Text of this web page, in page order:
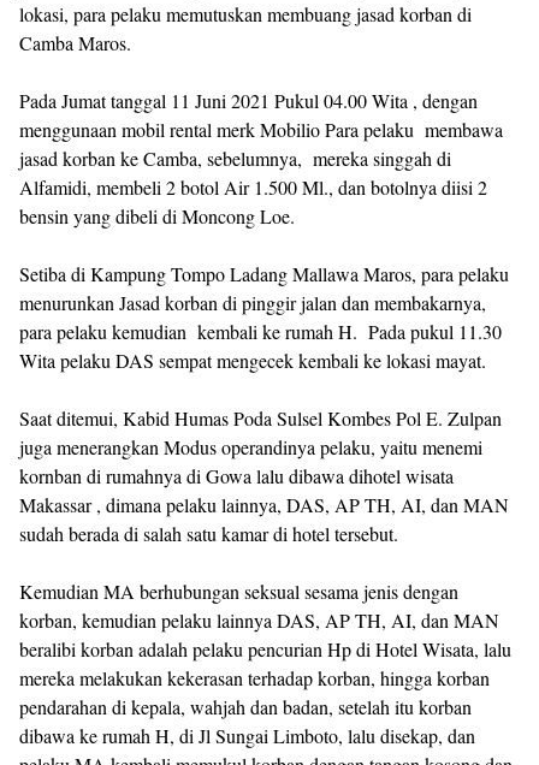
lokasi, para pelaku memutuskan membuang jasad korban di
Camba Maros.
Pada Jumat tanggal 11 Juni 2021 Pukul 04.00 Wita , dengan
menggunaan mobil rental merk Mobilio Para pelaku membawa
jasad korban ke Camba, sebelumnya, mereka singgah di
Alfamidi, membeli 2 botol Air 1.500 Ml., dan botolnya diisi 2
bensin yang dibeli di Moncong Loe.
Setiba di Kampung Tompo Ladang Mallawa Maros, para pelaku
menurunkan Jasad korban di pinggir jalan dan membakarnya,
para pelaku kemudian kembali ke rumah H. Pada pukul 11.30
Wita pelaku DAS sempat mengecek kembali ke lokasi mayat.
Saat ditemui, Kabid Humas Poda Sulsel Kombes Pol E. Zulpan
juga menerangkan Modus operandinya pelaku, yaitu menemi
kornban di rumahnya di Gowa lalu dibawa dihotel wisata
Makassar , dimana pelaku lainnya, DAS, AP TH, AI, dan MAN
sudah berada di salah satu kamar di hotel tersebut.
Kemudian MA berhubungan seksual sesama jenis dengan
korban, kemudian pelaku lainnya DAS, AP TH, AI, dan MAN
beralibi korban adalah pelaku pencurian Hp di Hotel Wisata, lalu
mereka melakukan kekerasan terhadap korban, hingga korban
pendarahan di kepala, wahjah dan badan, setelah itu korban
dibawa ke rumah H, di Jl Sungai Limboto, lalu disekap, dan